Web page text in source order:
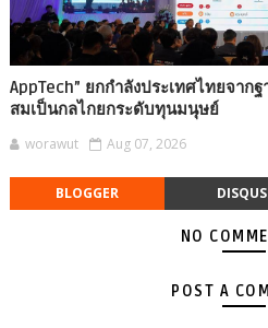
AppTech”​ ยกกำลังประเทศไทยจาก
สมเป็นกลไกยกระดับทุนมนุษย์
worawut Aug 07, 2026
BLOGGER DISQUS
NO
POST A